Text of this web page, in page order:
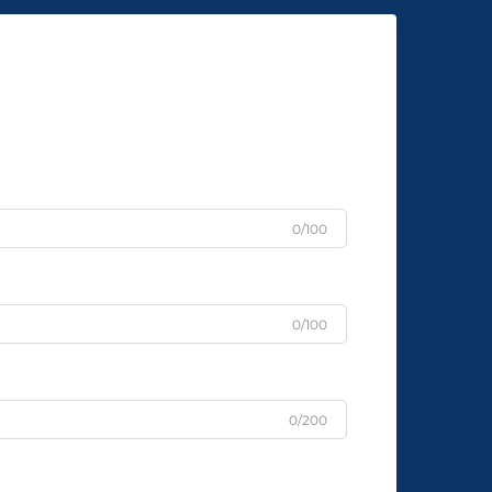
0/100
0/100
0/200